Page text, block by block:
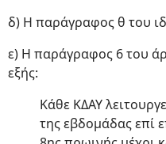
δ) Η παράγραφος θ του
ε) Η παράγραφος 6 του
εξής:
Κάθε ΚΔΑΥ
της εβδομάδας επί